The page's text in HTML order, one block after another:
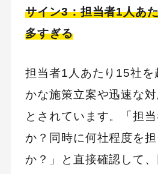
サイン3：担当者1人あ
多すぎる
担当者1人あたり15社を
かな施策立案や迅速な
とされています。「担
か？同時に何社程度を
か？」と直接確認して